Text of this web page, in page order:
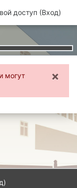
доступ (Вход)
могут
×
)